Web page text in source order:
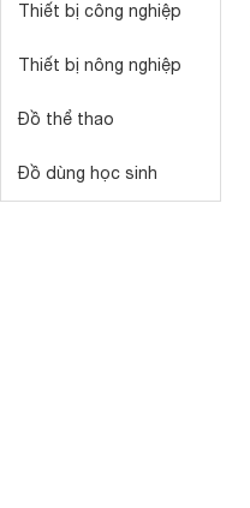
Thiết bị công nghiệp
Thiết bị nông nghiệp
Đồ thể thao
Đồ dùng học sinh